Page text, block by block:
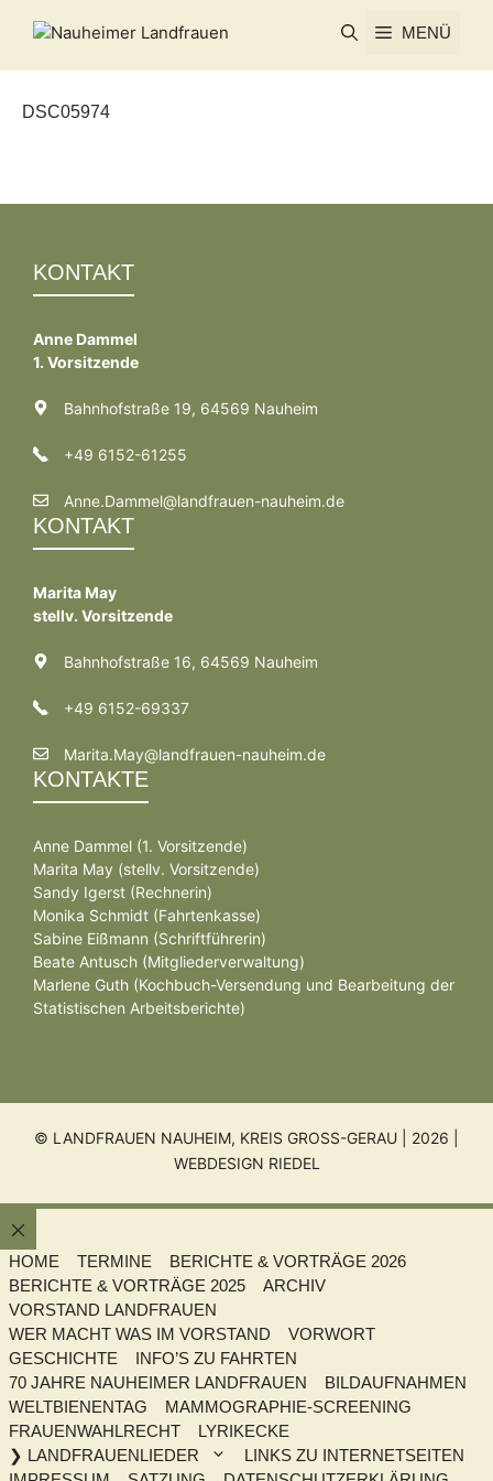
Inhalt
MENÜ
DSC05974
KONTAKT
Anne Dammel
1. Vorsitzende
Bahnhofstraße 19, 64569 Nauheim
+49 6152-61255
Anne.Dammel@landfrauen-nauheim.de
KONTAKT
Marita May
stellv. Vorsitzende
Bahnhofstraße 16, 64569 Nauheim
+49 6152-69337
Marita.May@landfrauen-nauheim.de
KONTAKTE
Anne Dammel (1. Vorsitzende)
Marita May (stellv. Vorsitzende)
Sandy Igerst (Rechnerin)
Monika Schmidt (Fahrtenkasse)
Sabine Eißmann (Schriftführerin)
Beate Antusch (Mitgliederverwaltung)
Marlene Guth (Kochbuch-Versendung und Bearbeitung der
Statistischen Arbeitsberichte)
© LANDFRAUEN NAUHEIM, KREIS GROSS-GERAU | 2026 |
WEBDESIGN RIEDEL
Schließen
HOME
TERMINE
BERICHTE & VORTRÄGE 2026
BERICHTE & VORTRÄGE 2025
ARCHIV
VORSTAND LANDFRAUEN
WER MACHT WAS IM VORSTAND
VORWORT
GESCHICHTE
INFO’S ZU FAHRTEN
70 JAHRE NAUHEIMER LANDFRAUEN
BILDAUFNAHMEN
WELTBIENENTAG
MAMMOGRAPHIE-SCREENING
FRAUENWAHLRECHT
LYRIKECKE
❯ LANDFRAUENLIEDER
LINKS ZU INTERNETSEITEN